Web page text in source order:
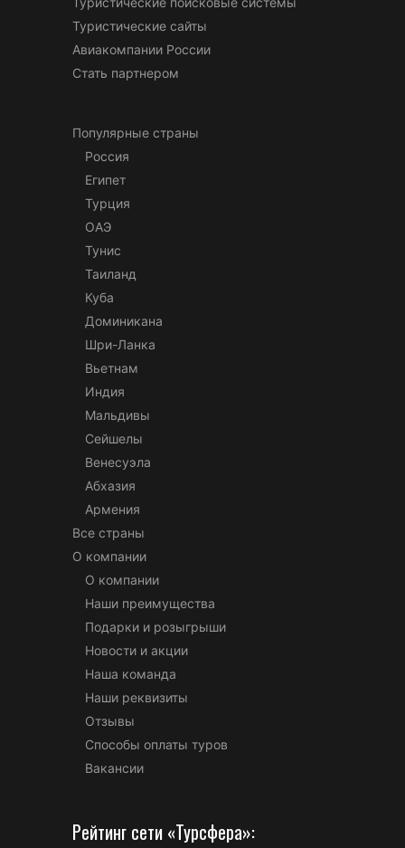
Туристические сайты
Авиакомпании России
Стать партнером
Популярные страны
Россия
Египет
Турция
ОАЭ
Тунис
Таиланд
Куба
Доминикана
Шри-Ланка
Вьетнам
Индия
Мальдивы
Сейшелы
Венесуэла
Абхазия
Армения
Все страны
О компании
О компании
Наши преимущества
Подарки и розыгрыши
Новости и акции
Наша команда
Наши реквизиты
Отзывы
Способы оплаты туров
Вакансии
Рейтинг сети «Турсфера»: